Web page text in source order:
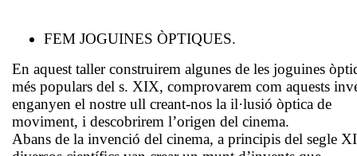
FEM JOGUINES ÒPTIQUES.
En aquest taller construirem algunes de les joguines
més populars del s. XIX, comprovarem com aquests
enganyen el nostre ull creant-nos la il·lusió òptica de
moviment, i descobrirem l’origen del cinema.
Abans de la invenció del cinema, a principis del segle